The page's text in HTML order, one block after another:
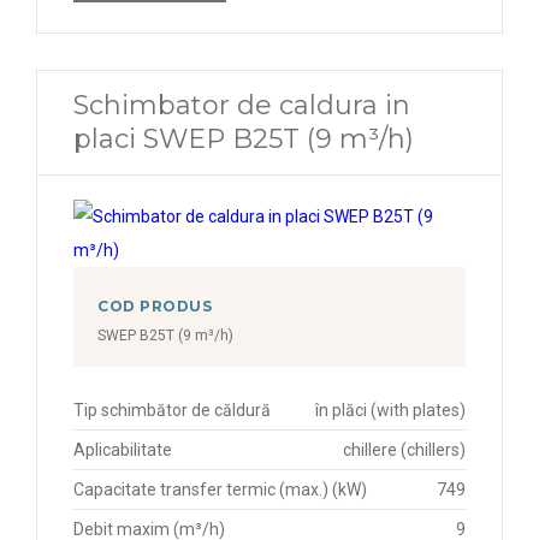
Schimbator de caldura in
placi SWEP B25T (9 m³/h)
COD PRODUS
SWEP B25T (9 m³/h)
Tip schimbător de căldură în plăci (with plates)
Aplicabilitate chillere (chillers)
Capacitate transfer termic (max.) (kW) 749
Debit maxim (m³/h) 9